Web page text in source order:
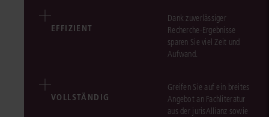
EFFIZIENT
Dank zuverlässiger
Recherche-Ergebnisse
sparen Sie viel Zeit und
Aufwand.
VOLLSTÄNDIG
Greifen Sie auf ein breites
Angebot an Fachliteratur
aus der jurisAllianz sowie